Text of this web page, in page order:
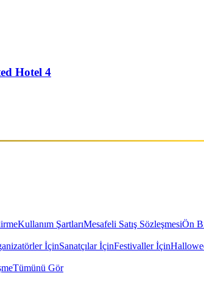
Hotel 4
Kullanım ŞartlarıMesafeli Satış SözleşmesiÖn
İçinSanatçılar İçinFestivaller İçin
Tümünü Gör